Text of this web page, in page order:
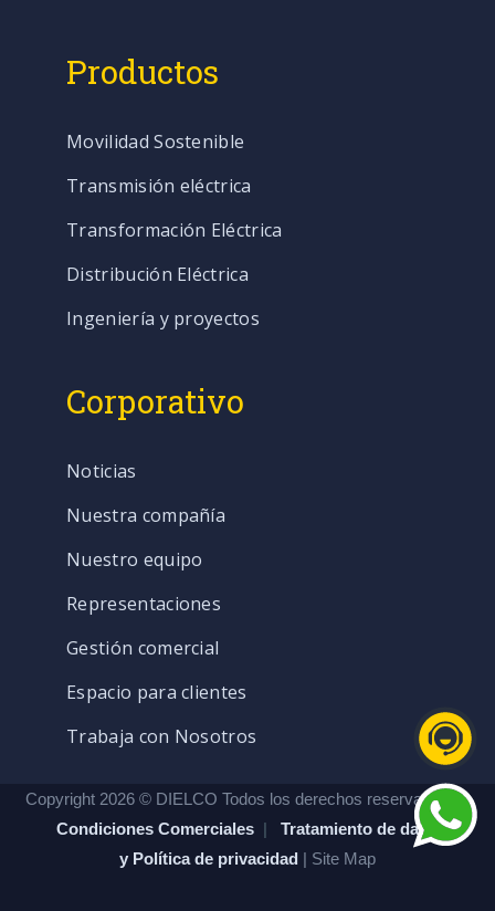
Productos
Movilidad Sostenible
Transmisión eléctrica
Transformación Eléctrica
Distribución Eléctrica
Ingeniería y proyectos
Corporativo
Noticias
Nuestra compañía
Nuestro equipo
Representaciones
Gestión comercial
Espacio para clientes
Trabaja con Nosotros
Copyright 2026 © DIELCO Todos los derechos reservados. |
Condiciones Comerciales | Tratamiento de datos
y Política de privacidad | Site Map